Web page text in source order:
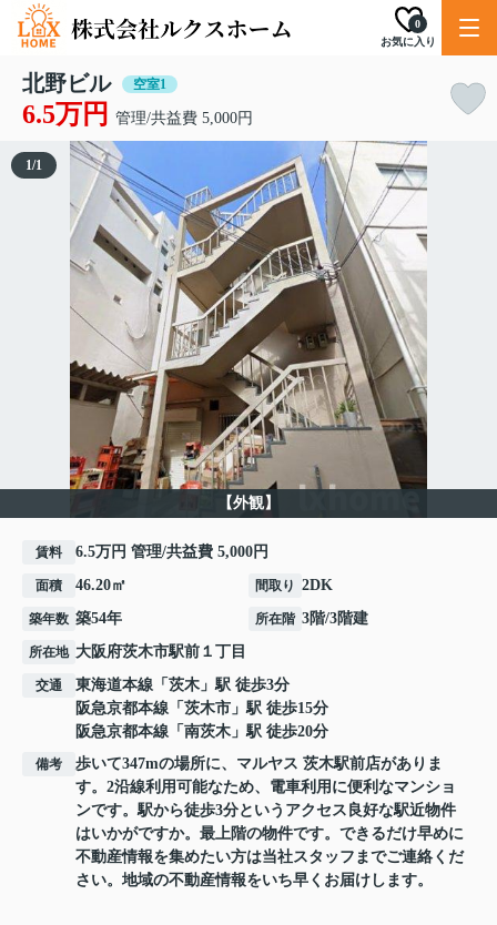
お気に入り
0
北野ビル 空室1
6.5万円 管理/共益費 5,000円
【外観】
1/1
賃料 6.5万円 管理/共益費 5,000円
面積 46.20㎡ 間取り 2DK
築年数 築54年 所在階 3階/3階建
所在地 大阪府茨木市駅前 １丁目
交通 東海道本線 「 茨木 」駅 徒歩3分
阪急京都本線 「 茨木市 」駅 徒歩15分
阪急京都本線 「 南茨木 」駅 徒歩20分
備考
歩いて347mの場所に、マルヤス 茨木駅前店がありま
す。2沿線利用可能なため、電車利用に便利なマンショ
ンです。駅から徒歩3分というアクセス良好な駅近物件
はいかがですか。最上階の物件です。できるだけ早めに
不動産情報を集めたい方は当社スタッフまでご連絡くだ
さい。地域の不動産情報をいち早くお届けします。